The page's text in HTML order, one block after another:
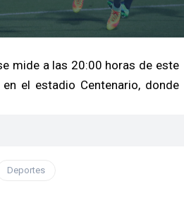
mide a las 20:00 horas de este
el estadio Centenario, donde
Deportes